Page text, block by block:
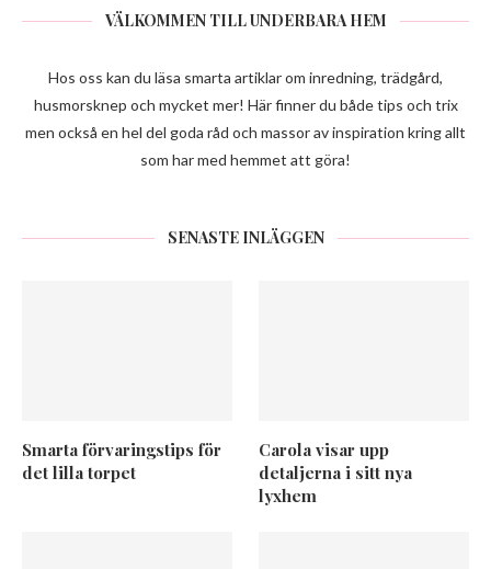
VÄLKOMMEN TILL UNDERBARA HEM
Hos oss kan du läsa smarta artiklar om inredning, trädgård,
husmorsknep och mycket mer! Här finner du både tips och trix
men också en hel del goda råd och massor av inspiration kring allt
som har med hemmet att göra!
SENASTE INLÄGGEN
Smarta förvaringstips för
det lilla torpet
Carola visar upp
detaljerna i sitt nya
lyxhem